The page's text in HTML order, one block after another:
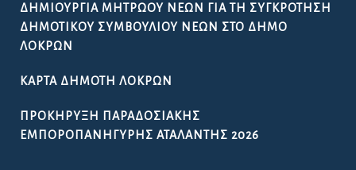
ΔΗΜΙΟΥΡΓΊΑ ΜΗΤΡΏΟΥ ΝΈΩΝ ΓΙΑ ΤΗ ΣΥΓΚΡΌΤΗΣΗ
ΔΗΜΟΤΙΚΟΎ ΣΥΜΒΟΥΛΊΟΥ ΝΈΩΝ ΣΤΟ ΔΉΜΟ
ΛΟΚΡΏΝ
ΚΆΡΤΑ ΔΗΜΌΤΗ ΛΟΚΡΏΝ
ΠΡΟΚΉΡΥΞΗ ΠΑΡΑΔΟΣΙΑΚΉΣ
ΕΜΠΟΡΟΠΑΝΉΓΥΡΗΣ ΑΤΑΛΆΝΤΗΣ 2026